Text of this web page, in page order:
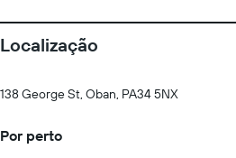
Localização
138 George St, Oban, PA34 5NX
Por perto